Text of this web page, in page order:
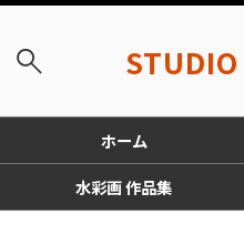
ホーム
水彩画 作品集